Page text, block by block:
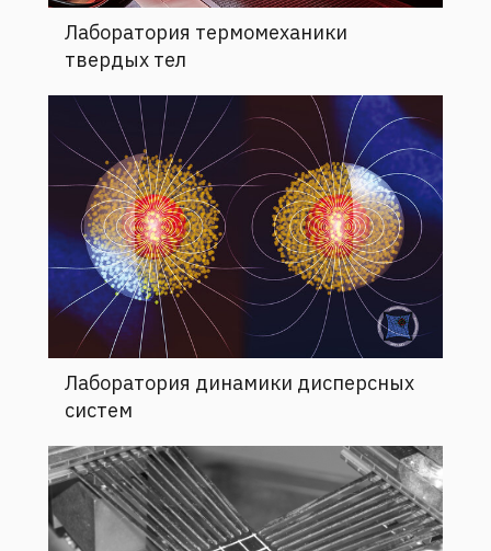
Лаборатория термомеханики
твердых тел
Лаборатория динамики дисперсных
систем